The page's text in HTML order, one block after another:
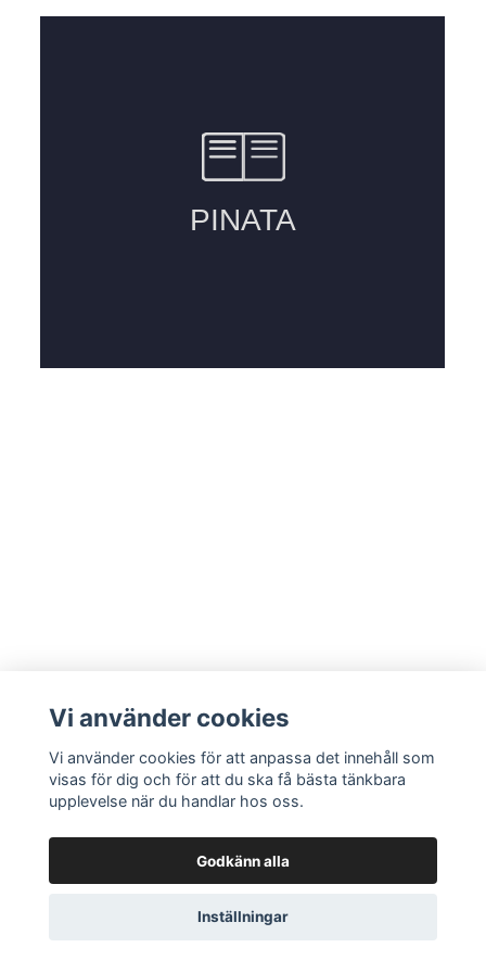
Vi använder cookies
Vi använder cookies för att anpassa det innehåll som
visas för dig och för att du ska få bästa tänkbara
upplevelse när du handlar hos oss.
Godkänn alla
Inställningar